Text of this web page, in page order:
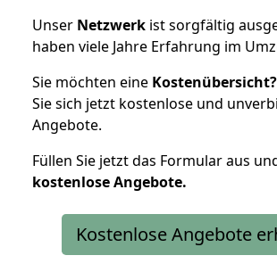
Unser Netzwerk ist sorgfältig
haben viele Jahre Erfahrung im
Sie möchten eine Kostenübersicht?
Sie sich jetzt kostenlose und
Angebote.
Füllen Sie jetzt das Formular aus
kostenloseAngebote.
Kostenlose Angebote